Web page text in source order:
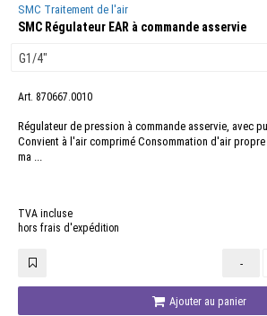
SMC Traitement de l'air
SMC Régulateur EAR à commande asservie
Art. 870667.0010
Régulateur de pression à commande asservie, avec
Convient à l'air comprimé Consommation d'air
ma ...
TVA incluse
hors frais d'expédition
-
Ajouter au panier